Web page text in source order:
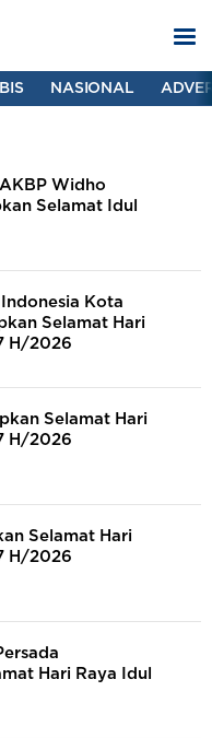
NASIONAL
Widho
Selamat Idul
Kota
Selamat Hari
H/2026
Selamat Hari
H/2026
Selamat Hari
H/2026
Hari Raya Idul